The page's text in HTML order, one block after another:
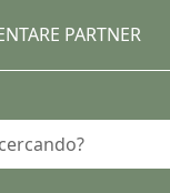
PARTNER
di ricerca. I